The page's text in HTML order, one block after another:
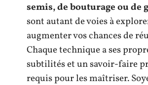
semis, de bouturage ou de
sont autant de voies à
augmenter vos chances de
Chaque technique a ses
subtilités et un savoir-faire
requis pour les maîtriser.